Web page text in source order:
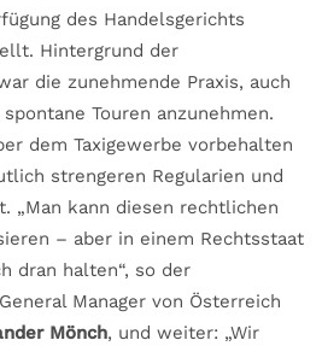
des Handelsgerichts
Hintergrund der
die zunehmende Praxis, auch
Touren anzunehmen.
dem Taxigewerbe vorbehalten
strengeren Regularien und
„Man kann diesen rechtlichen
– aber in einem Rechtsstaat
dran halten“, so der
Manager von Österreich
Mönch, und weiter: „Wir